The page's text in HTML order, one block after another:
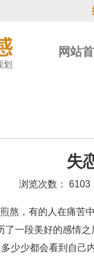
网站
失
浏览次数： 6103
熬，有的人在痛苦
了一段美好的感情
少少都会看到自己